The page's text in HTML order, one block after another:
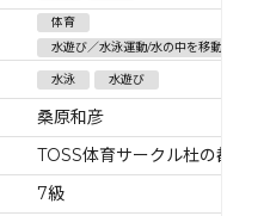
体育
水遊び／水泳運動/水の中を移動する運
水泳 水遊び
桑原和彦
TOSS体育サークル杜の都
7級